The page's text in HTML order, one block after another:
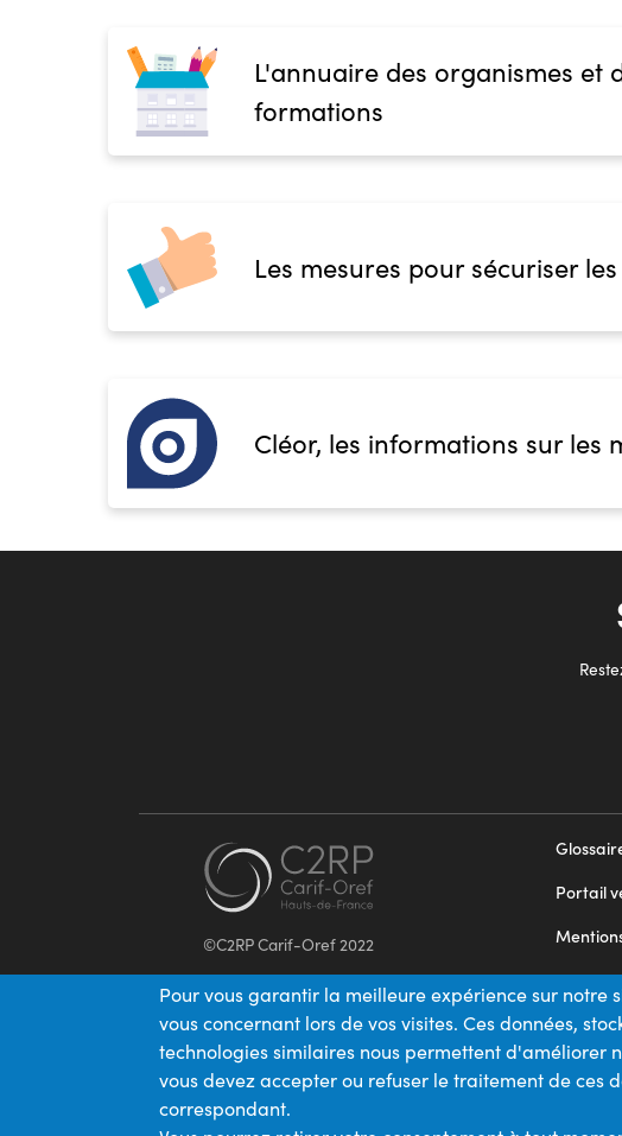
L'annuaire des organismes et
formations
Les mesures pour sécuriser
Cléor, les informations sur les
©C2RP Carif-Oref 2022
Portail
Appels
Plan du
Pour vous garantir la meilleure expérience sur notre
vous concernant lors de vos visites. Ces données,
technologies similaires nous permettent d'améliorer
vous devez accepter ou refuser le traitement de ces
correspondant.